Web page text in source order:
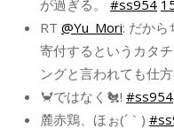
が過ぎる。 #ss954
RT @Yu_Mori: だから
寄付するというカタ
ングと言われても仕
🦀ではなく🐔! #ss954
麓赤鶏、ほぉ(´｀)